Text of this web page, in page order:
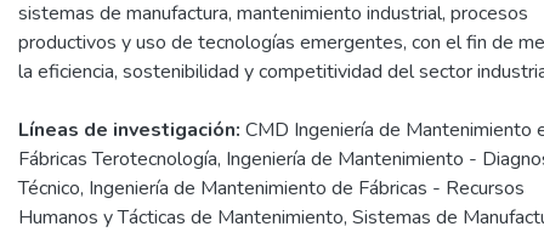
sistemas de manufactura, mantenimiento industrial, procesos
productivos y uso de tecnologías emergentes, con el fin de
la eficiencia, sostenibilidad y competitividad del sector
Líneas de investigación: CMD Ingeniería de Mantenimiento
Fábricas Terotecnología, Ingeniería de Mantenimiento -
Técnico, Ingeniería de Mantenimiento de Fábricas - Recursos
Humanos y Tácticas de Mantenimiento, Sistemas de